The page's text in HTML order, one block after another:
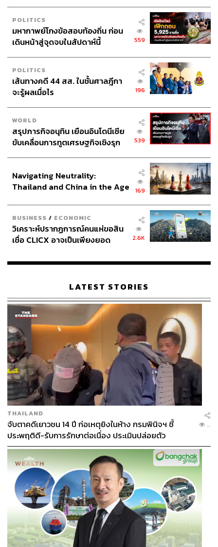
ลอรีบอกว่าเธอรักเพื่อนร่วมงานทุกคนที่เฟซบุ๊กมาก และที่
นี่ทำให้เธอไม่อยากย้ายงานไปที่อื่นอีกเลย “ที่นี่เป็นเหมือน
ครอบครัวสำหรับฉัน ฉันคงจินตนาการภาพตัวเองไปทำงาน
ที่ไหนไม่ออกแล้ว มันเหมือนเป็นที่ที่รวมกันระหว่างความน่า
ทึ่ง ความชาญฉลาด ความท้าทาย ความสนุกและความ
อบอุ่น ซึ่งส่ิงเหล่านี้สำคัญสำหรับฉัน”
เปิดกว้าง รับฟัง และกล้าแสดงความคิดเห็น
ครั้งหนึ่งมาร์กได้ร่ายยาวคุณสมบัตินี้ในจดหมายเปิดผนึก
“พวกเราเชื่อว่าโลกที่เปิดกว้างย่อมเป็นโลกใบที่ดีกว่า เพราะ
สร้างผลกระทบที่ยอดเยี่ยมกว่า
“สิ่งเหล่านี้ล้วนแล้วแต่เป็นส่ิงที่พวกเราใช้ขับเคลื่อนเฟซบุ๊ก
เช่นกัน พวกเรามุ่งมั่นอย่างหนักเพื่อทำให้มั่นใจว่า ทุกคนที่นี่
จะสามารถเข้าถึงข้อมูลต่างๆ ที่เกิดขึ้นกับองค์กรได้มากที่สุด
เท่าที่จะทำได้ ซึ่งเมื่อเป็นเช่นนั้นพวกเขาก็จะตัดสินใจสิ่งต่างๆ
ออกมาได้ดีและสร้างผลกระทบที่ยอดเยี่ยมได้ไม่แพ้กัน”
คุณสมบัติในข้อนี้ยังสอดคล้องกับสิ่งที่ลอรีเคยบอกไว้ว่า
“หนึ่งในข้อดีของการทำงานที่นี่คือการที่พวกเขาให้สิทธิ์
พนักงานทุกคนได้ออกความคิดเห็นที่มีอย่างเท่าเทียม ซึ่งถือ
เป็นรูปแบบการสื่อสารที่มีความเป็นประชาธิปไตยเอามากๆ
ทุกคนจะได้รับสิทธิ์นี้เหมือนกันหมด ไม่ว่าจะเป็นมาร์กหรือ
นักศึกษาฝึกงานภาคฤดูร้อน”
คุณสมบัติทั้ง 5 ข้อที่คุณควรมีเพื่อใช้พิชิตใจมาร์กอาจเป็น
เคล็ดลับแค่บางข้อที่เราเลือกหยิบยกขึ้นมาจากมุมมองของตัว
มาร์กเองก็ดี หรือจากพนักงานในบริษัทของเขา ซึ่งนอกเหนือ
จาก 5 ข้อนี้ ก็ยังมีคุณสมบัติอื่นๆ อีกมากมายหลายประการที่
เจ้าของโซเชียลมีเดียเบอร์หนึ่งของโลกวาดฝันให้ ‘ว่าที่’
พนักงานทุกคนของเขาพึงมีติดตัว
และถึงแม้คุณอาจจะไม่ได้ไปสมัครงานที่เฟซบุ๊ก แต่อย่าง
น้อยคุณสมบัติเหล่านี้ก็น่าจะช่วยทำให้คุณเป็นคนที่มีคุณค่า
ต่อองค์กรได้ไม่ยาก
POLITICS
มหากาพย์โกงข้อสอบท้องถิ่น ก่อน
เดินหน้าสู่จุดจบในสัปดาห์นี้
559
POLITICS
เส้นทางคดี 44 สส. ในชั้นศาลฎีกา
จะรู้ผลเมื่อไร
196
WORLD
สรุปภารกิจอนุทิน เยือนอินโดนีเซีย
ขับเคลื่อนการทูตเศรษฐกิจเชิงรุก
539
Navigating Neutrality:
Thailand and China in the Age
169
BUSINESS / ECONOMIC
วิเคราะห์ปรากฏการณ์คนแห่ขอสิน
เชื่อ CLICX อาจเป็นเพียงยอด
เรือนไทยที่ถูกซุกไว้
2.6K
LATEST STORIES
THAILAND
จับตาคดีเยาวชน 14 ปี ก่อเหตุยิงในห้าง กรมพินิจฯ ชี้
ประพฤติดี-รับการรักษาต่อเนื่อง ประเมินปล่อยตัว
...